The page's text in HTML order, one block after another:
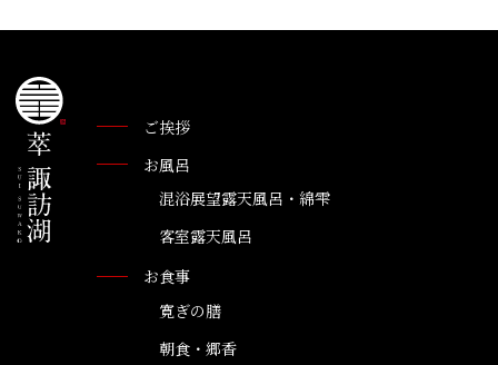
ご挨拶
お風呂
混浴展望露天風呂・綿雫
客室露天風呂
お食事
寛ぎの膳
朝食・郷香